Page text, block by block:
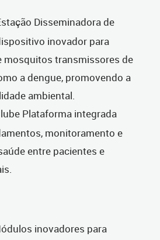
Disseminadora de
inovador para
mosquitos transmissores de
a dengue, promovendo a
ambiental.
Plataforma integrada
monitoramento e
entre pacientes e
inovadores para